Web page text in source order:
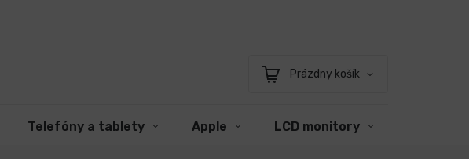
Nákupný
Prázdny košík
Telefóny a tablety Apple LCD monitory